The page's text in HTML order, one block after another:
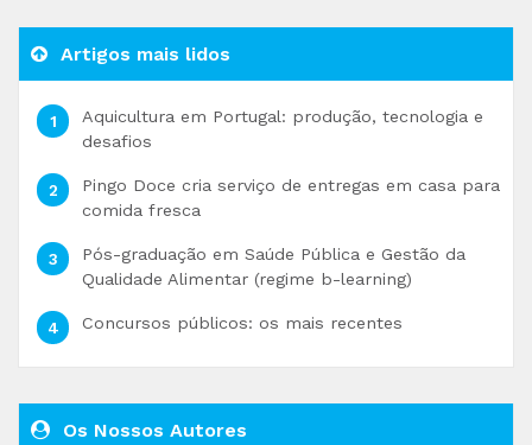
Artigos mais lidos
Aquicultura em Portugal: produção, tecnologia e
desafios
Pingo Doce cria serviço de entregas em casa para
comida fresca
Pós-graduação em Saúde Pública e Gestão da
Qualidade Alimentar (regime b-learning)
Concursos públicos: os mais recentes
Os Nossos Autores